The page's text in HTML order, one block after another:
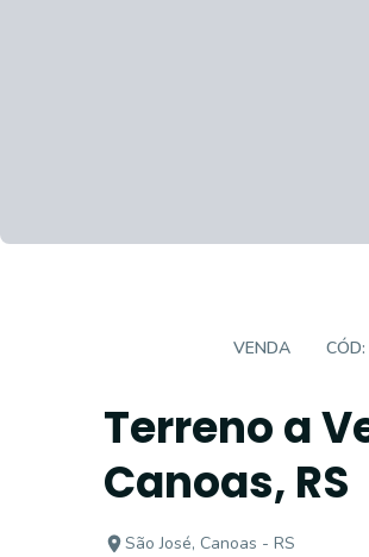
VENDA CÓD:
Terreno a
Canoas, RS
São José, Canoas - RS